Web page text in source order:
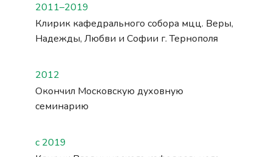
2011–2019
Клирик кафедрального собора мцц. Веры,
Надежды, Любви и Софии г. Тернополя
2012
Окончил Московскую духовную
семинарию
с 2019